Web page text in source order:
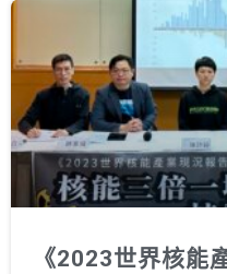
《2023世界核能